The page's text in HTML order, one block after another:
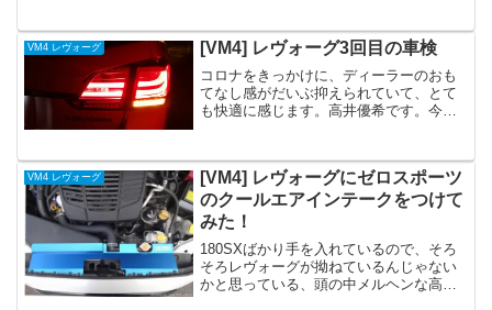
いう商品。クラウドファンディングで...
VM4 レヴォーグ [VM4] レヴォーグ3回目の車検
コロナをきっかけに、ディーラーのおも
てなし感がだいぶ抑えられていて、とて
も快適に感じます。高井優希です。今回
し、なかなかいい乗り心地でした。た
だ、走行中のタイヤの音...
VM4 レヴォーグ
[VM4] レヴォーグにゼロスポーツ
のクールエアインテークをつけて
みた！
180SXばかり手を入れているので、そろ
そろレヴォーグが拗ねているんじゃない
かと思っている、頭の中メルヘンな高井